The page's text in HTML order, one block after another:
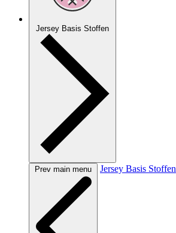
Jersey Basis Stoffen
Prev main menu Jersey Basis Stoffen